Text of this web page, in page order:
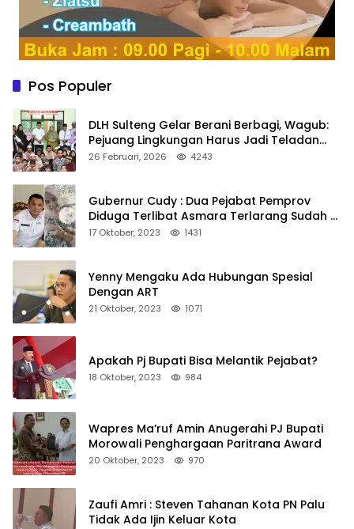
Pos Populer
DLH Sulteng Gelar Berani Berbagi, Wagub:
Pejuang Lingkungan Harus Jadi Teladan
Kepedulian
26 Februari, 2026 4243
Gubernur Cudy : Dua Pejabat Pemprov
Diduga Terlibat Asmara Terlarang Sudah di
Non Job
17 Oktober, 2023 1431
Yenny Mengaku Ada Hubungan Spesial
Dengan ART
21 Oktober, 2023 1071
Apakah Pj Bupati Bisa Melantik Pejabat?
18 Oktober, 2023 984
Wapres Ma’ruf Amin Anugerahi PJ Bupati
Morowali Penghargaan Paritrana Award
20 Oktober, 2023 970
Zaufi Amri : Steven Tahanan Kota PN Palu
Tidak Ada Ijin Keluar Kota